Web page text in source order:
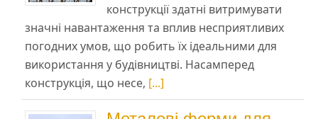
конструкції здатні витримувати
значні навантаження та вплив несприятливих
погодних умов, що робить їх ідеальними для
використання у будівництві. Насамперед
конструкція, що несе, [...]